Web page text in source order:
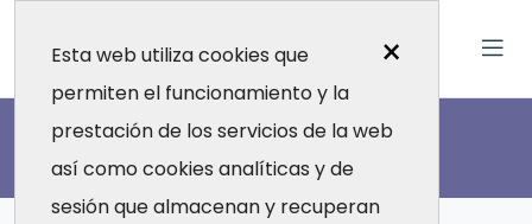
×
Esta web utiliza cookies que
permiten el funcionamiento y la
prestación de los servicios de la web
así como cookies analíticas y de
sesión que almacenan y recuperan
Contacto